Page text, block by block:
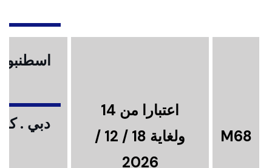
M68
اعتبارا من 14
ولغاية 18 / 12 /
2026
دبي .